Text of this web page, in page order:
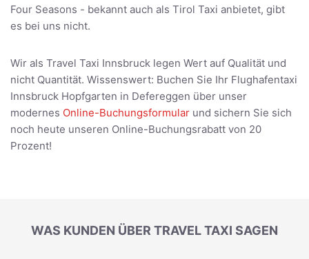
Four Seasons - bekannt auch als Tirol Taxi anbietet, gibt
es bei uns nicht.
Wir als Travel Taxi Innsbruck legen Wert auf Qualität und
nicht Quantität. Wissenswert: Buchen Sie Ihr Flughafentaxi
Innsbruck Hopfgarten in Defereggen über unser
modernes Online-Buchungsformular und sichern Sie sich
noch heute unseren Online-Buchungsrabatt von 20
Prozent!
WAS KUNDEN ÜBER TRAVEL TAXI SAGEN